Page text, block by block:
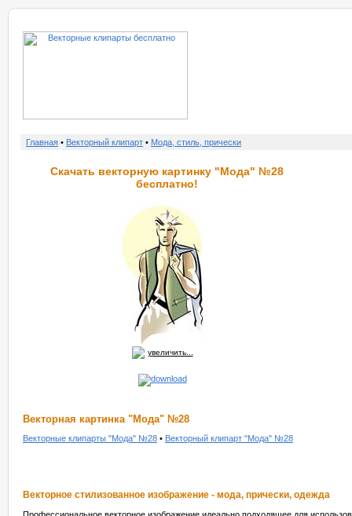
Главная • Векторный клипарт • Мода, стиль, прически
Скачать векторную картинку "Мода" №28
бесплатно!
увеличить...
Векторная картинка "Мода" №28
Векторные клипарты "Мода" №28 • Векторный клипарт "Мода" №28
Векторное стилизованное изображение - мода, прически, одежда